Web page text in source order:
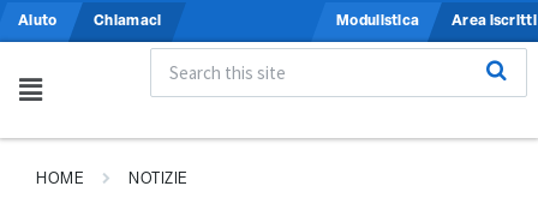
Aiuto Chiamaci Modulistica Area iscritti
HOME NOTIZIE